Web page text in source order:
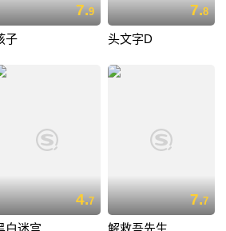
7.9
子
7.8
头文字D
4.7 7.7